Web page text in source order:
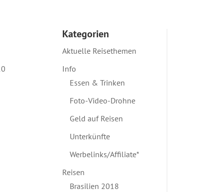
Kategorien
Aktuelle Reisethemen
Info
Essen & Trinken
Foto-Video-Drohne
Geld auf Reisen
Unterkünfte
Werbelinks/Affiliate*
Reisen
Brasilien 2018